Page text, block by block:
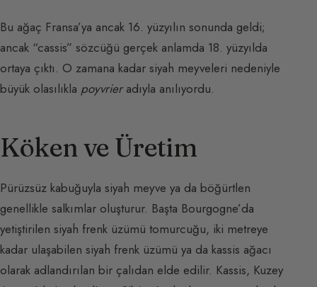
Bu ağaç Fransa’ya ancak 16. yüzyılın sonunda geldi;
ancak “cassis” sözcüğü gerçek anlamda 18. yüzyılda
ortaya çıktı. O zamana kadar siyah meyveleri nedeniyle
büyük olasılıkla poyvrieradıyla anılıyordu.
Köken ve Üretim
Pürüzsüz kabuğuyla siyah meyve ya da böğürtlen
genellikle salkımlar oluşturur. Başta Bourgogne’da
yetiştirilen siyah frenk üzümü tomurcuğu, iki metreye
kadar ulaşabilen siyah frenk üzümü ya da kassis ağacı
olarak adlandırılan bir çalıdan elde edilir. Kassis, Kuzey